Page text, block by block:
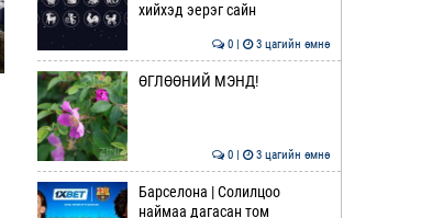
хийхэд эерэг сайн
0 | 3 цагийн өмнө
ӨГЛӨӨНИЙ МЭНД!
0 | 3 цагийн өмнө
Барселона | Солилцоо
наймаа дагасан том